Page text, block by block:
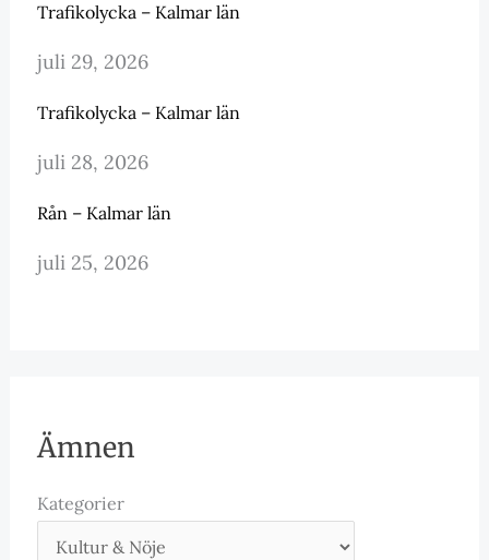
Trafikolycka – Kalmar län
juli 29, 2026
Trafikolycka – Kalmar län
juli 28, 2026
Rån – Kalmar län
juli 25, 2026
Ämnen
Kategorier